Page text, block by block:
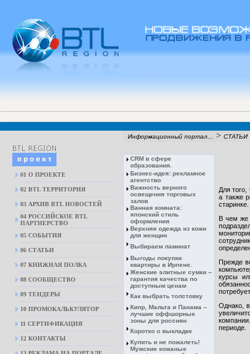
Информационный портал... > СТАТЬИ
01 О ПРОЕКТЕ
02 BTL ТЕРРИТОРИЯ
03 АРХИВ BTL НОВОСТЕЙ
04 РОССИЙСКОЕ BTL
ПАРТНЕРСТВО
05 СОБЫТИЯ
06 СТАТЬИ
07 КНИЖНАЯ ПОЛКА
08 CООБЩЕСТВО
09 ТЕНДЕРЫ
10 ПРОМОКАЛЬКУЛЯТОР
11 СЕРТИФИКАЦИЯ
12 КОНТАКТЫ
CRM в сфере
образования.
Бизнес-идея: рекламное
агентство
Важность верного
освещения торговых
залов
Ванная комната:
японский стиль
оформления
Верхняя одежда из кожи
для женщин
Выбираем ламинат
Выгоды покупки
квартиры в Ирпене.
Женские элитные сумки –
гарантия качества по
доступным ценам
Как выбрать толстовку
Кипр, Мальта и Панама –
лучшие оффшорные
зоны для россиян
Коротко о выкладке
Купить и не пожалеть!
Мужские кожаные
Для
а также
В чем же
Прежде
курсы
Однако,
периоде.